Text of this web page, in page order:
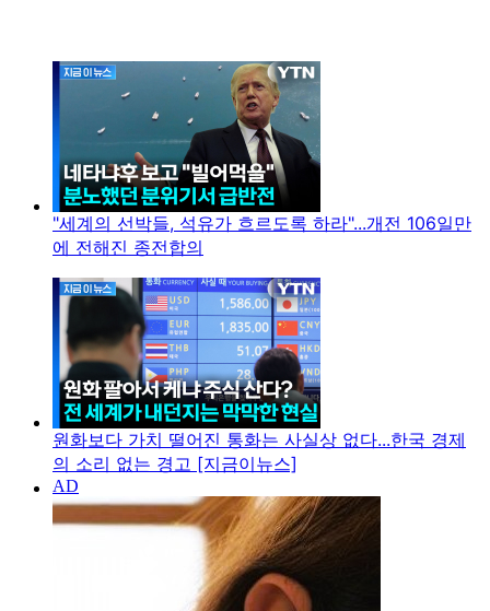
"세계의 선박들, 석유가 흐르도록 하라"...개전 106일만
에 전해진 종전합의
원화보다 가치 떨어진 통화는 사실상 없다...한국 경제
의 소리 없는 경고 [지금이뉴스]